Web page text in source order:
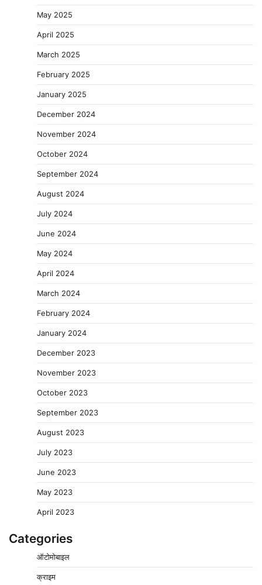
May 2025
April 2025
March 2025
February 2025
January 2025
December 2024
November 2024
October 2024
September 2024
August 2024
July 2024
June 2024
May 2024
April 2024
March 2024
February 2024
January 2024
December 2023
November 2023
October 2023
September 2023
August 2023
July 2023
June 2023
May 2023
April 2023
Categories
ऑटोमोबाइल
क्राइम